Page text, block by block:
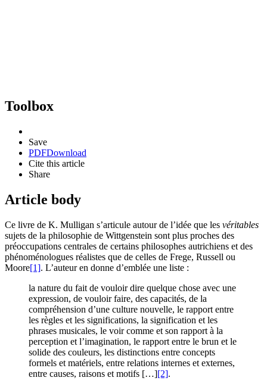
Toolbox
Save
PDFDownload
Cite this article
Share
Article body
Ce livre de K. Mulligan s’articule autour de l’idée que les véritables
sujets de la philosophie de Wittgenstein sont plus proches des
préoccupations centrales de certains philosophes autrichiens et des
phénoménologues réalistes que de celles de Frege, Russell ou
Moore[1]. L’auteur en donne d’emblée une liste :
la nature du fait de vouloir dire quelque chose avec une
expression, de vouloir faire, des capacités, de la
compréhension d’une culture nouvelle, le rapport entre
les règles et les significations, la signification et les
phrases musicales, le voir comme et son rapport à la
perception et l’imagination, le rapport entre le brun et le
solide des couleurs, les distinctions entre concepts
formels et matériels, entre relations internes et externes,
entre causes, raisons et motifs […][2].